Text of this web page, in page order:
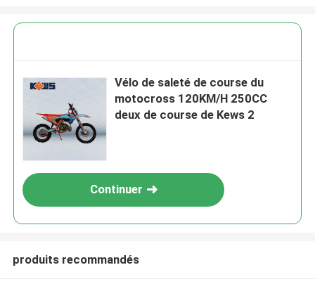
Vélo de saleté de course du
motocross 120KM/H 250CC
deux de course de Kews 2
Continuer
produits recommandés